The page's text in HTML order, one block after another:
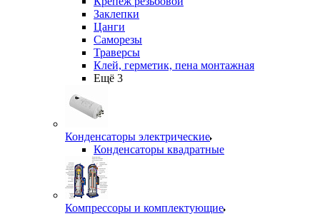
Заклепки
Цанги
Саморезы
Траверсы
Клей, герметик, пена монтажная
Ещё 3
Конденсаторы электрические
Конденсаторы квадратные
Компрессоры и комплектующие